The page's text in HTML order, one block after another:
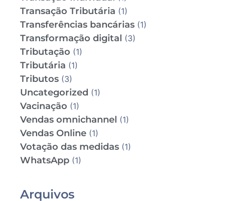
Transação Tributária (1)
Transferências bancárias (1)
Transformação digital (3)
Tributação (1)
Tributária (1)
Tributos (3)
Uncategorized (1)
Vacinação (1)
Vendas omnichannel (1)
Vendas Online (1)
Votação das medidas (1)
WhatsApp (1)
Arquivos